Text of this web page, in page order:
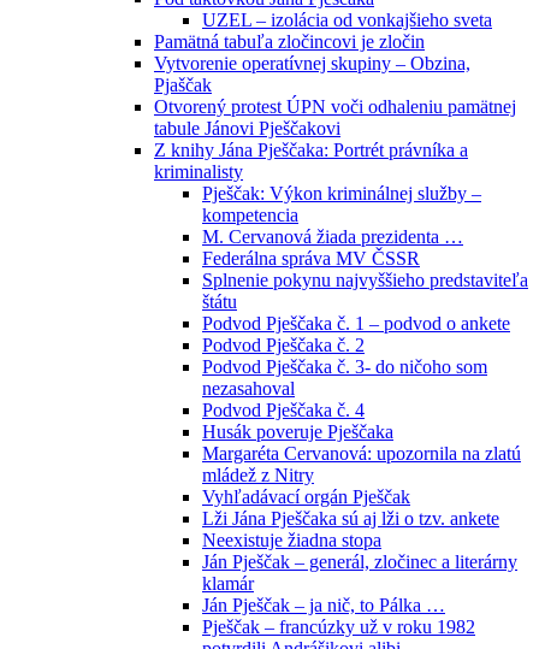
UZEL – izolácia od vonkajšieho sveta
Pamätná tabuľa zločincovi je zločin
Vytvorenie operatívnej skupiny – Obzina,
Pjaščak
Otvorený protest ÚPN voči odhaleniu pamätnej
tabule Jánovi Pješčakovi
Z knihy Jána Pješčaka: Portrét právníka a
kriminalisty
Pješčak: Výkon kriminálnej služby –
kompetencia
M. Cervanová žiada prezidenta …
Federálna správa MV ČSSR
Splnenie pokynu najvyššieho predstaviteľa
štátu
Podvod Pješčaka č. 1 – podvod o ankete
Podvod Pješčaka č. 2
Podvod Pješčaka č. 3- do ničoho som
nezasahoval
Podvod Pješčaka č. 4
Husák poveruje Pješčaka
Margaréta Cervanová: upozornila na zlatú
mládež z Nitry
Vyhľadávací orgán Pješčak
Lži Jána Pješčaka sú aj lži o tzv. ankete
Neexistuje žiadna stopa
Ján Pješčak – generál, zločinec a literárny
klamár
Ján Pješčak – ja nič, to Pálka …
Pješčak – francúzky už v roku 1982